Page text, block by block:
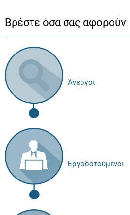
Βρέστε όσα σας αφορούν
Άνεργοι
Εργοδοτούμενοι